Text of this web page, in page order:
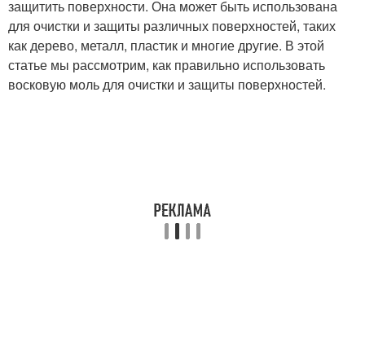
защитить поверхности. Она может быть использована
для очистки и защиты различных поверхностей, таких
как дерево, металл, пластик и многие другие. В этой
статье мы рассмотрим, как правильно использовать
восковую моль для очистки и защиты поверхностей.